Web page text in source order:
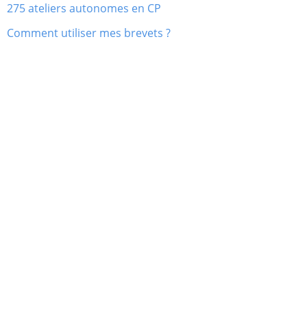
275 ateliers autonomes en CP
Comment utiliser mes brevets ?